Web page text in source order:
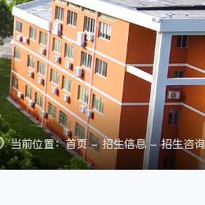
当前位置：首页-招生信息-招生咨询